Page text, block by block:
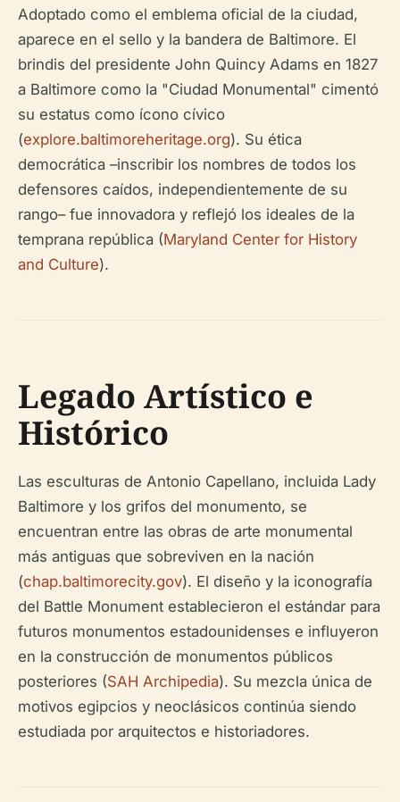
Adoptado como el emblema oficial de la ciudad,
aparece en el sello y la bandera de Baltimore. El
brindis del presidente John Quincy Adams en 1827
a Baltimore como la "Ciudad Monumental" cimentó
su estatus como ícono cívico
(explore.baltimoreheritage.org). Su ética
democrática –inscribir los nombres de todos los
defensores caídos, independientemente de su
rango– fue innovadora y reflejó los ideales de la
temprana república (Maryland Center for History
and Culture).
Legado Artístico e
Histórico
Las esculturas de Antonio Capellano, incluida Lady
Baltimore y los grifos del monumento, se
encuentran entre las obras de arte monumental
más antiguas que sobreviven en la nación
(chap.baltimorecity.gov). El diseño y la iconografía
del Battle Monument establecieron el estándar para
futuros monumentos estadounidenses e influyeron
en la construcción de monumentos públicos
posteriores (SAH Archipedia). Su mezcla única de
motivos egipcios y neoclásicos continúa siendo
estudiada por arquitectos e historiadores.